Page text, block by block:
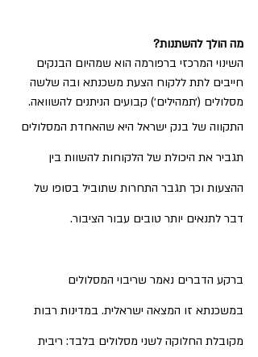
מה הולך להשתנות?
השינוי המרכזי ברפורמה הוא שמהיום הבנקים
חייבים לתת ללקוח הצעת משכנתא ובה שלשה
מסלולים (׳תמהילים׳) קבועים הניתנים להשוואה.
התקווה של בנק ישראל היא שהאחדת המסלולים
תגביר את היכולת של הלקוחות להשוות בין
ההצעות וכך תגבר התחרות שתוביל בסופו של
דבר לתנאים יותר טובים עבור הציבור.
ברקע הדברים נאמר שריבוי המסלולים
במשכנתא זו המצאה ישראלית. במדינות רבות
מקובלת החלוקה לשני מסלולים בלבד: ריבית